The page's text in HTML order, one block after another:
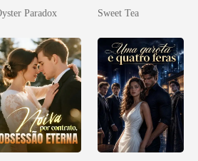
me
Paradox
minha esposa
Sweet Tea